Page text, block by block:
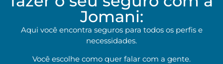
Jomani:
Aqui você encontra seguros para todos os perfis e
necessidades.
Você escolhe como quer falar com a gente.